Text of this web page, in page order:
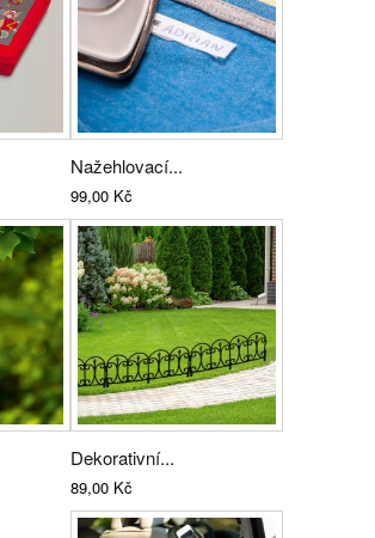
Nažehlovací...
99,00 Kč
Dekorativní...
89,00 Kč